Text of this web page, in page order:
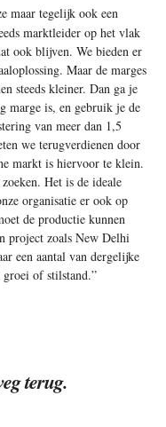
maar tegelijk ook een
marktleider op het vlak
ook blijven. We bieden er
Maar de marges
steeds kleiner. Dan ga je
marge is, en gebruik je de
van meer dan 1,5
we terugverdienen door
markt is hiervoor te klein.
Het is de ideale
organisatie er ook op
de productie kunnen
project zoals New Delhi
een aantal van dergelijke
groei of stilstand.”
terug.